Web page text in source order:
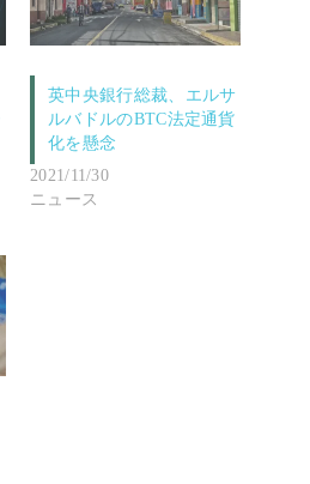
英中央銀行総裁、エルサ
ルバドルのBTC法定通貨
化を懸念
2021/11/30
ニュース